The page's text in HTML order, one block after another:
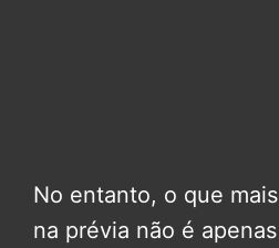
No entanto, o que
na prévia não é